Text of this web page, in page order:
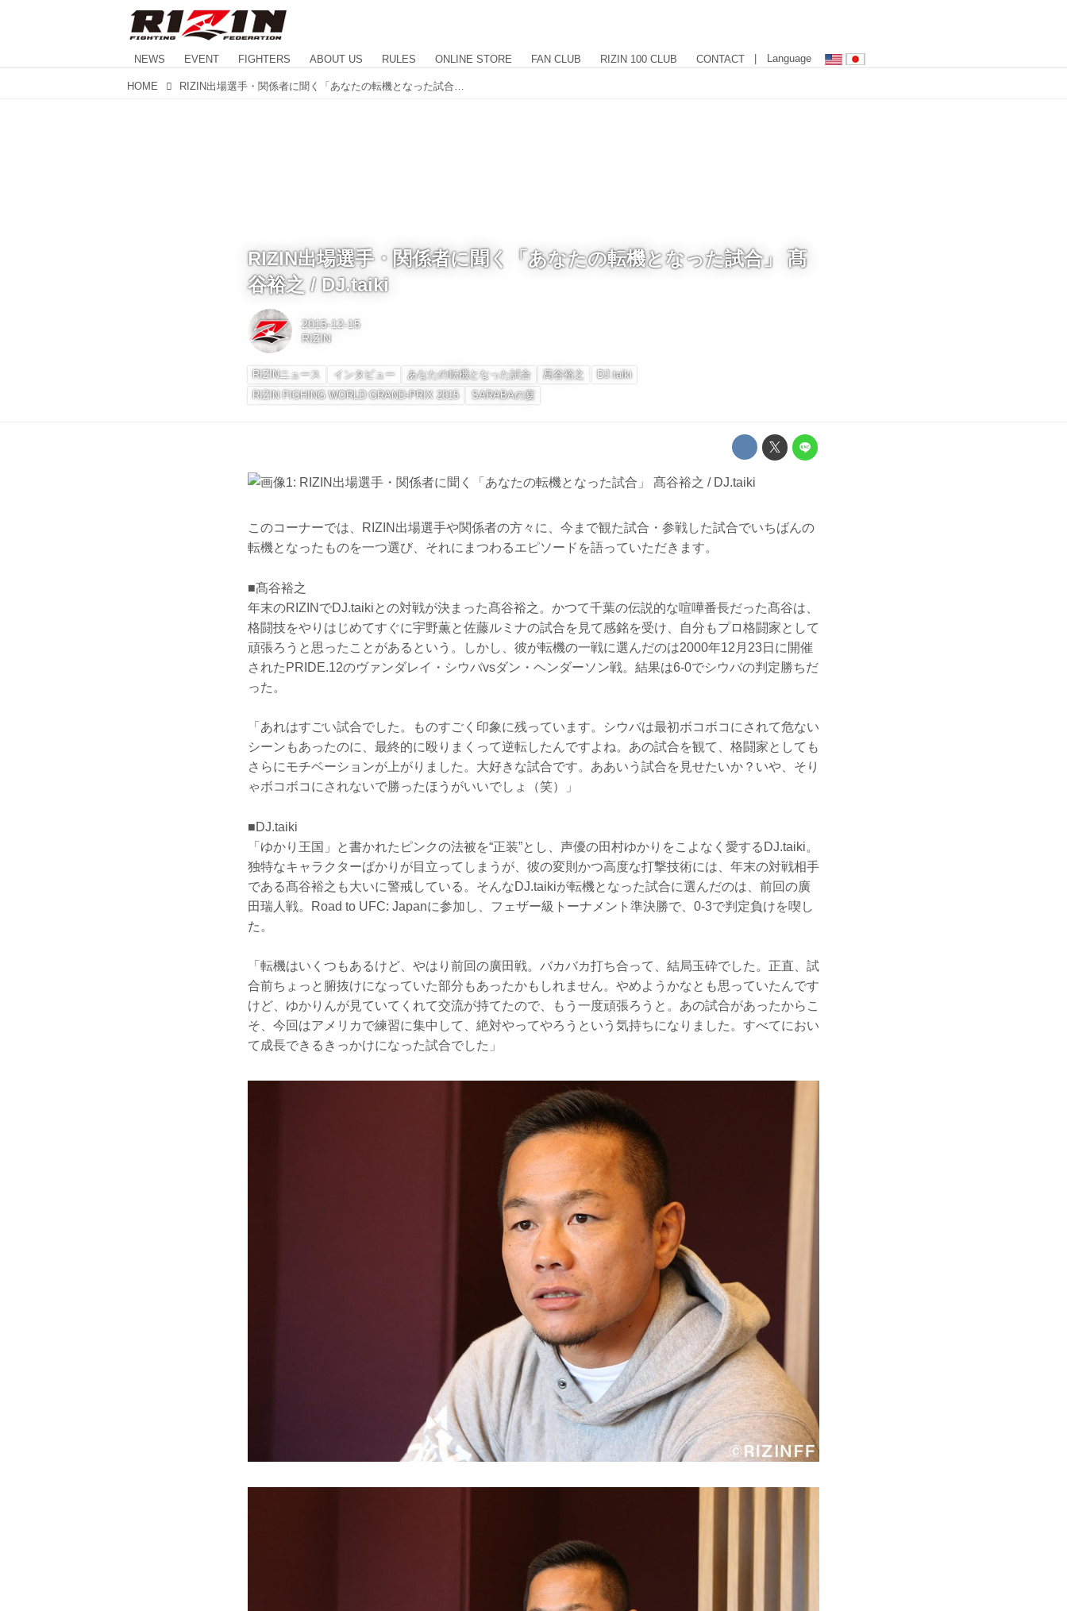
NEWS EVENT FIGHTERS ABOUT US RULES ONLINE STORE FAN CLUB RIZIN 100 CLUB CONTACT | Language
HOME
RIZIN出場選手・関係者に聞く「あなたの転機となった試合」 髙
谷裕之 / DJ.taiki
2015-12-15
RIZIN
RIZINニュース インタビュー あなたの転機となった試合 髙谷裕之
DJ.taiki
RIZIN FIGHING WORLD GRAND-PRIX 2015
SARABAの宴
このコーナーでは、RIZIN出場選手や関係者の方々に、今まで観た試合・参戦した試合でいちばんの
転機となったものを一つ選び、それにまつわるエピソードを語っていただきます。
■髙谷裕之
年末のRIZINでDJ.taikiとの対戦が決まった髙谷裕之。かつて千葉の伝説的な喧嘩番長だった髙谷は、
格闘技をやりはじめてすぐに宇野薫と佐藤ルミナの試合を見て感銘を受け、自分もプロ格闘家として
頑張ろうと思ったことがあるという。しかし、彼が転機の一戦に選んだのは2000年12月23日に開催
されたPRIDE.12のヴァンダレイ・シウバvsダン・ヘンダーソン戦。結果は6-0でシウバの判定勝ちだ
った。
「あれはすごい試合でした。ものすごく印象に残っています。シウバは最初ボコボコにされて危ない
シーンもあったのに、最終的に殴りまくって逆転したんですよね。あの試合を観て、格闘家としても
さらにモチベーションが上がりました。大好きな試合です。ああいう試合を見せたいか？いや、そり
ゃボコボコにされないで勝ったほうがいいでしょ（笑）」
■DJ.taiki
「ゆかり王国」と書かれたピンクの法被を“正装”とし、声優の田村ゆかりをこよなく愛するDJ.taiki。
独特なキャラクターばかりが目立ってしまうが、彼の変則かつ高度な打撃技術には、年末の対戦相手
である髙谷裕之も大いに警戒している。そんなDJ.taikiが転機となった試合に選んだのは、前回の廣
田瑞人戦。Road to UFC: Japanに参加し、フェザー級トーナメント準決勝で、0-3で判定負けを喫し
た。
「転機はいくつもあるけど、やはり前回の廣田戦。バカバカ打ち合って、結局玉砕でした。正直、試
合前ちょっと腑抜けになっていた部分もあったかもしれません。やめようかなとも思っていたんです
けど、ゆかりんが見ていてくれて交流が持てたので、もう一度頑張ろうと。あの試合があったからこ
そ、今回はアメリカで練習に集中して、絶対やってやろうという気持ちになりました。すべてにおい
て成長できるきっかけになった試合でした」